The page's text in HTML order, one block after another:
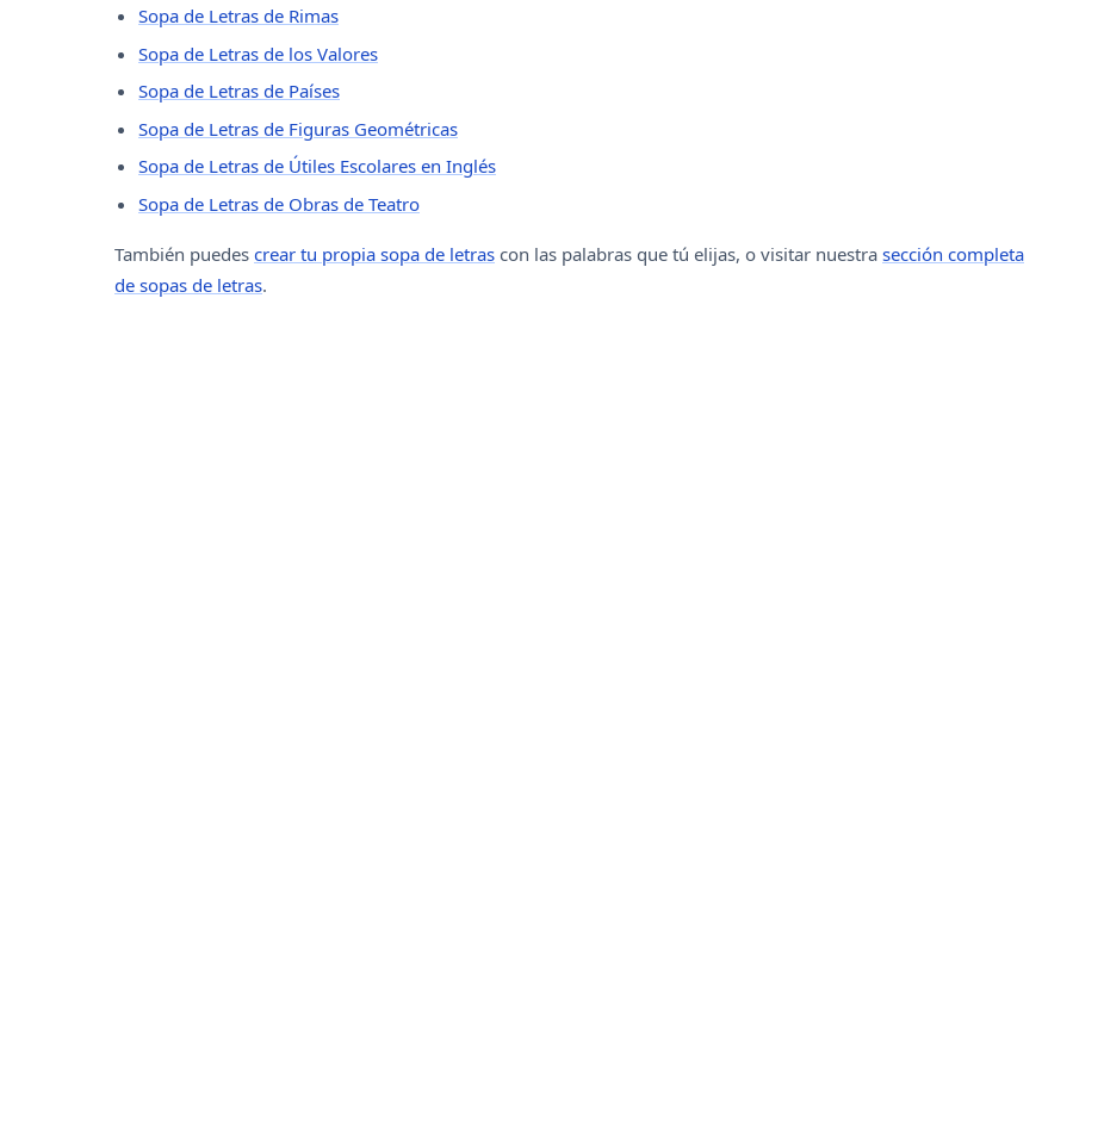
Sopa de Letras de Rimas
Sopa de Letras de los Valores
Sopa de Letras de Países
Sopa de Letras de Figuras Geométricas
Sopa de Letras de Útiles Escolares en Inglés
Sopa de Letras de Obras de Teatro
También puedes crear tu propia sopa de letras con las palabras que tú elijas, o visitar nuestra sección completa
de sopas de letras.